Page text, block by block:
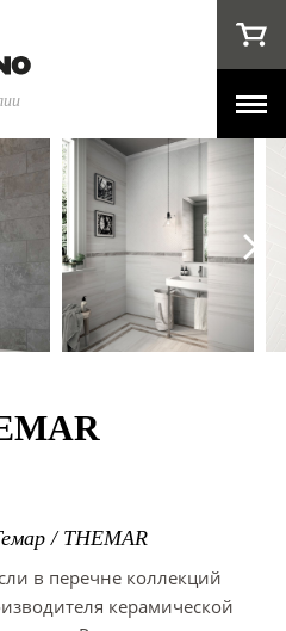
/ THEMAR
в перечне коллекций
керамической